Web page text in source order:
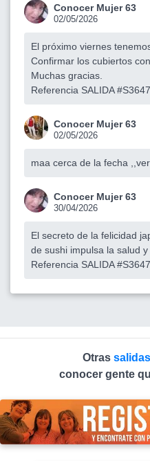
Conocer Mujer 63
02/05/2026
El próximo viernes
Confirmar los cubiertos
Muchas gracias.
Referencia SALIDA
Conocer Mujer 63
02/05/2026
maa cerca de la fecha
Conocer Mujer 63
30/04/2026
El secreto de la felicidad
de sushi impulsa la salud
Referencia SALIDA
Otras
conocer gente